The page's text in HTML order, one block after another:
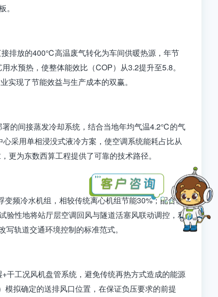
排放的400℃高温废气转化为车间供暖热源，年节
水预热，使整体能效比（COP）从3.2提升至5.8。
实现了节能效益与生产成本的双赢。
的间接蒸发冷却系统，结合当地年均气温4.2℃的气
采用单相浸没式液冷方案，使空调系统能耗占比从
为东数西算工程提供了可靠的技术路径。
频冷水机组，相较传统离心机组节能30%；配合基
性地将站厅层空调回风与隧道活塞风联动调控，利
轨道交通环境控制的标准范式。
干工况风机盘管系统，避免传统再热方式造成的能源
拟确定的送排风口位置，在保证负压要求的前提